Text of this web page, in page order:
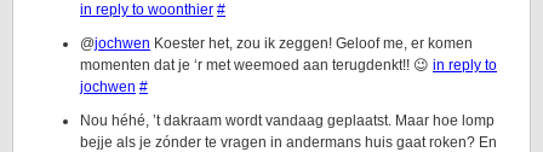
in reply to woonthier #
@jochwen Koester het, zou ik zeggen! Geloof me, er komen
momenten dat je ‘r met weemoed aan terugdenkt!! 😉 in reply to
jochwen #
Nou héhé, ’t dakraam wordt vandaag geplaatst. Maar hoe lomp
bejje als je zónder te vragen in andermans huis gaat roken? En